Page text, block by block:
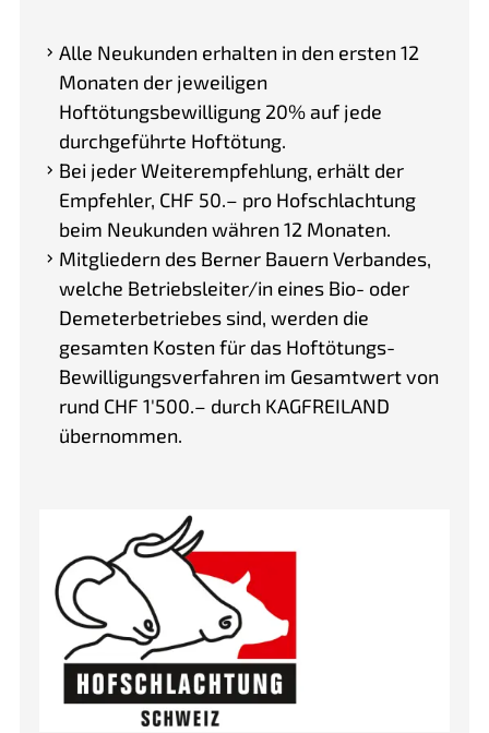
Alle Neukunden erhalten in den ersten 12
Monaten der jeweiligen
Hoftötungsbewilligung 20% auf jede
durchgeführte Hoftötung.
Bei jeder Weiterempfehlung, erhält der
Empfehler, CHF 50.– pro Hofschlachtung
beim Neukunden währen 12 Monaten.
Mitgliedern des Berner Bauern Verbandes,
welche Betriebsleiter/in eines Bio- oder
Demeterbetriebes sind, werden die
gesamten Kosten für das Hoftötungs-
Bewilligungsverfahren im Gesamtwert von
rund CHF 1'500.– durch KAGFREILAND
übernommen.